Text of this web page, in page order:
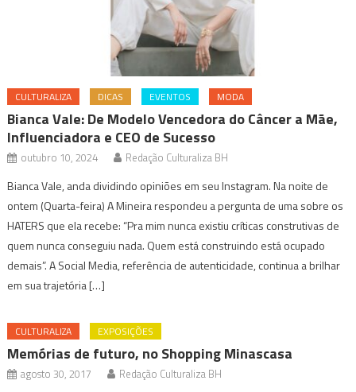
CULTURALIZA DICAS EVENTOS MODA
Bianca Vale: De Modelo Vencedora do Câncer a Mãe,
Influenciadora e CEO de Sucesso
outubro 10, 2024 Redação Culturaliza BH
Bianca Vale, anda dividindo opiniões em seu Instagram. Na noite de
ontem (Quarta-feira) A Mineira respondeu a pergunta de uma sobre os
HATERS que ela recebe: “Pra mim nunca existiu críticas construtivas de
quem nunca conseguiu nada. Quem está construindo está ocupado
demais”. A Social Media, referência de autenticidade, continua a brilhar
em sua trajetória […]
CULTURALIZA EXPOSIÇÕES
Memórias de futuro, no Shopping Minascasa
agosto 30, 2017 Redação Culturaliza BH